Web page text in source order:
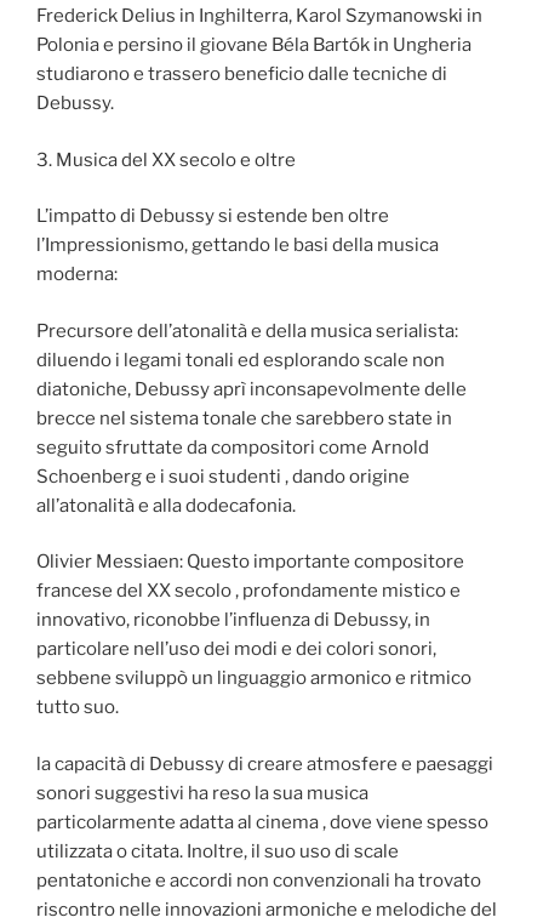
Frederick Delius in Inghilterra, Karol Szymanowski in
Polonia e persino il giovane Béla Bartók in Ungheria
studiarono e trassero beneficio dalle tecniche di
Debussy.
3. Musica del XX secolo e oltre
L’impatto di Debussy si estende ben oltre
l’Impressionismo, gettando le basi della musica
moderna:
Precursore dell’atonalità e della musica serialista:
diluendo i legami tonali ed esplorando scale non
diatoniche, Debussy aprì inconsapevolmente delle
brecce nel sistema tonale che sarebbero state in
seguito sfruttate da compositori come Arnold
Schoenberg e i suoi studenti , dando origine
all’atonalità e alla dodecafonia.
Olivier Messiaen: Questo importante compositore
francese del XX secolo , profondamente mistico e
innovativo, riconobbe l’influenza di Debussy, in
particolare nell’uso dei modi e dei colori sonori,
sebbene sviluppò un linguaggio armonico e ritmico
tutto suo.
la capacità di Debussy di creare atmosfere e paesaggi
sonori suggestivi ha reso la sua musica
particolarmente adatta al cinema , dove viene spesso
utilizzata o citata. Inoltre, il suo uso di scale
pentatoniche e accordi non convenzionali ha trovato
riscontro nelle innovazioni armoniche e melodiche del